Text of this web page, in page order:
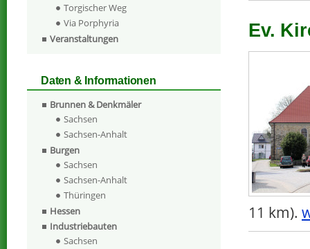
Ev.
11 km).
Torgischer Weg
Via Porphyria
Veranstaltungen
Daten & Informationen
Brunnen & Denkmäler
Sachsen
Sachsen-Anhalt
Burgen
Sachsen
Sachsen-Anhalt
Thüringen
Hessen
Industriebauten
Sachsen